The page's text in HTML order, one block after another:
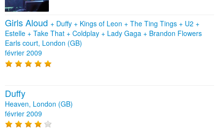
Girls Aloud + Duffy + Kings of Leon + The Ting Tings + U2 +
Estelle + Take That + Coldplay + Lady Gaga + Brandon Flowers
Earls court, London (GB)
février 2009
Duffy
Heaven, London (GB)
février 2009